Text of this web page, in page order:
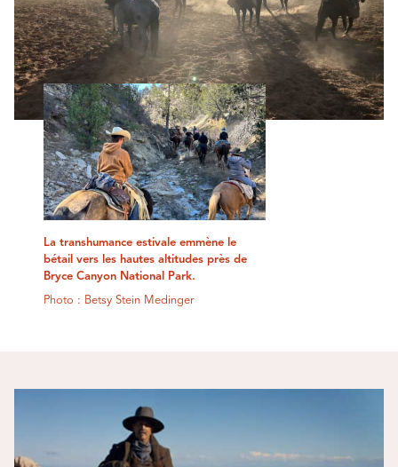
La transhumance estivale emmène le
bétail vers les hautes altitudes près de
Bryce Canyon National Park.
Photo : Betsy Stein Medinger